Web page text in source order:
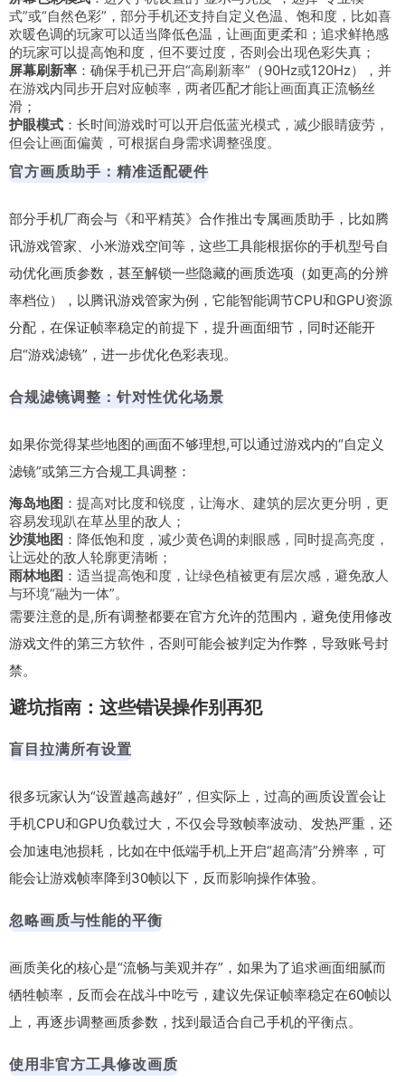
式”或“自然色彩”，部分手机还支持自定义色温、饱和度，比如喜
欢暖色调的玩家可以适当降低色温，让画面更柔和；追求鲜艳感
的玩家可以提高饱和度，但不要过度，否则会出现色彩失真；
屏幕刷新率 ：确保手机已开启“高刷新率”（90Hz或120Hz），并
在游戏内同步开启对应帧率，两者匹配才能让画面真正流畅丝
滑；
护眼模式 ：长时间游戏时可以开启低蓝光模式，减少眼睛疲劳，
但会让画面偏黄，可根据自身需求调整强度。
官方画质助手：精准适配硬件
部分手机厂商会与《和平精英》合作推出专属画质助手，比如腾
讯游戏管家、小米游戏空间等，这些工具能根据你的手机型号自
动优化画质参数，甚至解锁一些隐藏的画质选项（如更高的分辨
率档位），以腾讯游戏管家为例，它能智能调节CPU和GPU资源
分配，在保证帧率稳定的前提下，提升画面细节，同时还能开
启“游戏滤镜”，进一步优化色彩表现。
合规滤镜调整：针对性优化场景
如果你觉得某些地图的画面不够理想,可以通过游戏内的“自定义
滤镜”或第三方合规工具调整：
海岛地图 ：提高对比度和锐度，让海水、建筑的层次更分明，更
容易发现趴在草丛里的敌人；
沙漠地图 ：降低饱和度，减少黄色调的刺眼感，同时提高亮度，
让远处的敌人轮廓更清晰；
雨林地图 ：适当提高饱和度，让绿色植被更有层次感，避免敌人
与环境“融为一体”。
需要注意的是,所有调整都要在官方允许的范围内，避免使用修改
游戏文件的第三方软件，否则可能会被判定为作弊，导致账号封
禁。
避坑指南：这些错误操作别再犯
盲目拉满所有设置
很多玩家认为“设置越高越好”，但实际上，过高的画质设置会让
手机CPU和GPU负载过大，不仅会导致帧率波动、发热严重，还
会加速电池损耗，比如在中低端手机上开启“超高清”分辨率，可
能会让游戏帧率降到30帧以下，反而影响操作体验。
忽略画质与性能的平衡
画质美化的核心是“流畅与美观并存”，如果为了追求画面细腻而
牺牲帧率，反而会在战斗中吃亏，建议先保证帧率稳定在60帧以
上，再逐步调整画质参数，找到最适合自己手机的平衡点。
使用非官方工具修改画质